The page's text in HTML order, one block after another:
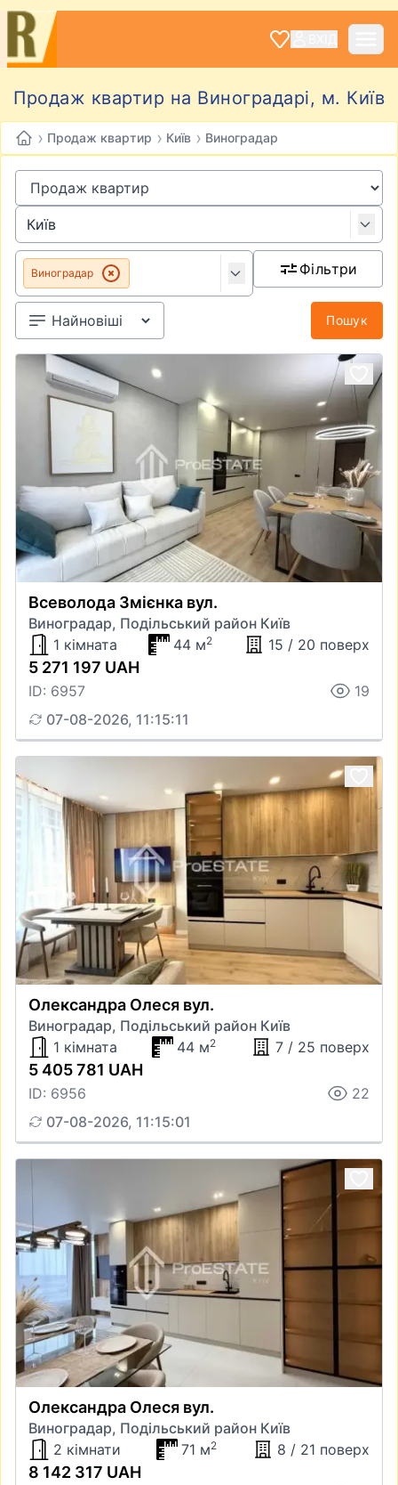
Продаж квартир на Виноградарі, м. Київ
› Продаж квартир › Київ › Виноградар
Виноградар Фільтри
Пошук
Всеволода Змієнка вул.
Виноградар, Подільський район Київ
1 кімната
44 м2 15 / 20 поверх
5 271 197 UAH
ID: 6957
19
07-08-2026, 11:15:11
Олександра Олеся вул.
Виноградар, Подільський район Київ
1 кімната
44 м2 7 / 25 поверх
5 405 781 UAH
ID: 6956
22
07-08-2026, 11:15:01
Олександра Олеся вул.
Виноградар, Подільський район Київ
2 кімнати
71 м2 8 / 21 поверх
8 142 317 UAH